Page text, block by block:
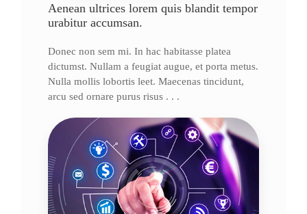
Aenean ultrices lorem quis blandit tempor
urabitur accumsan.
Donec non sem mi. In hac habitasse platea
dictumst. Nullam a feugiat augue, et porta metus.
Nulla mollis lobortis leet. Maecenas tincidunt,
arcu sed ornare purus risus . . .